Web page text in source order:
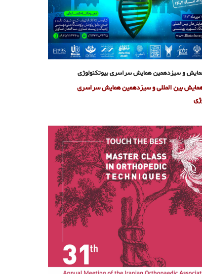
و سیزدهمین همایش سراسری بیوتکنولوژی
بین المللی و سیزدهمین همایش سراسری